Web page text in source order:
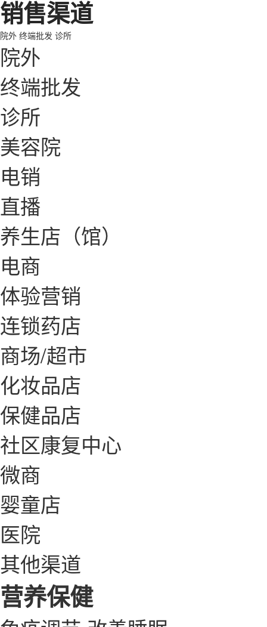
销售渠道
院外 终端批发 诊所
院外
终端批发
诊所
美容院
电销
直播
养生店（馆）
电商
体验营销
连锁药店
商场/超市
化妆品店
保健品店
社区康复中心
微商
婴童店
医院
其他渠道
营养保健